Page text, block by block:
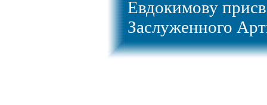
Евдокимову
Заслуженного